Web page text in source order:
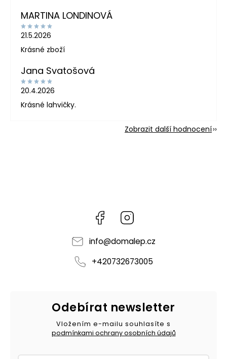
MARTINA LONDINOVÁ
21.5.2026
Krásné zboží
Jana Svatošová
20.4.2026
Krásné lahvičky.
Zobrazit další hodnocení
Facebook
info@domalep.cz
+420732673005
Odebírat newsletter
Vložením e-mailu souhlasíte s
podmínkami ochrany osobních údajů